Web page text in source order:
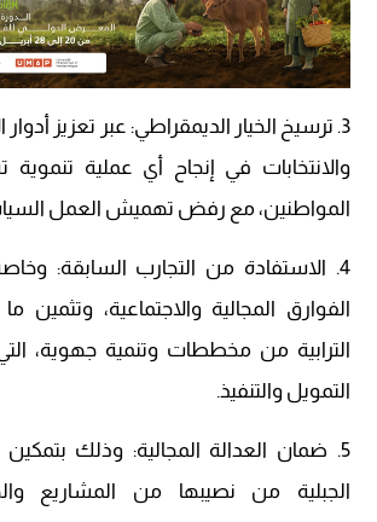
3. ترسيخ الخيار الديمقراطي: عبر تعزيز
والانتخابات في إنجاح أي عملية
المواطنين، مع رفض تهميش العمل
4. الاستفادة من التجارب السابقة:
الفوارق المجالية والاجتماعية، وتثمين
الترابية من مخططات وتنمية جهوية،
التمويل والتنفيذ.
5. ضمان العدالة المجالية: وذلك
الجبلية من نصيبها من المشاريع